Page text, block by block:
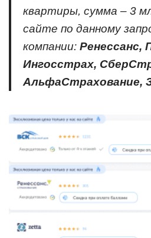
квартиры, сумма – 3
сайте по данному
компании: Ренессанс,
Ингосстрах,
АльфаСтрахование,